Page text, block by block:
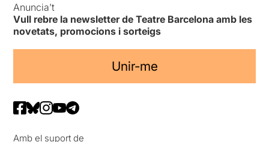
Anuncia’t
Vull rebre la newsletter de Teatre Barcelona amb les
novetats, promocions i sorteigs
Unir-me
Amb el suport de